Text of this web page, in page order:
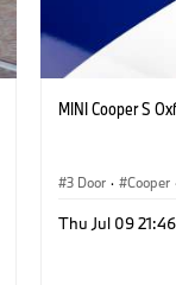
MINI Cooper S
3 Door · Cooper
Thu Jul 09